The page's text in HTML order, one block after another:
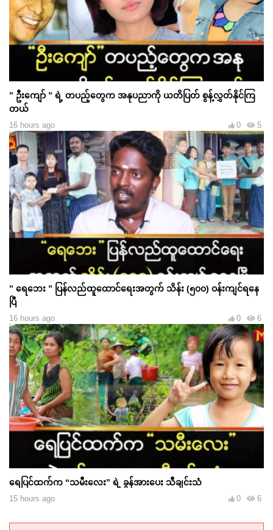
” ဦးကျော် ” ရဲ့ တပည့်တွေက အနုပညာကို ယတိပြတ် စွန့်လွှတ်နိုင်ကြ
တယ်
16 hours ago 5
0
” ရေဘေး ” ပြန်လည်ထူထောင်ရေးအတွက် သိန်း (၅၀၀) ဝန်းကျင်ရနေ
ပြီ
16 hours ago 6
0
ရေပြင်ထက်က “သမီးလေး” ရဲ့ ခွန်အားပေး သီချင်းသံ
15 hours ago 6
0